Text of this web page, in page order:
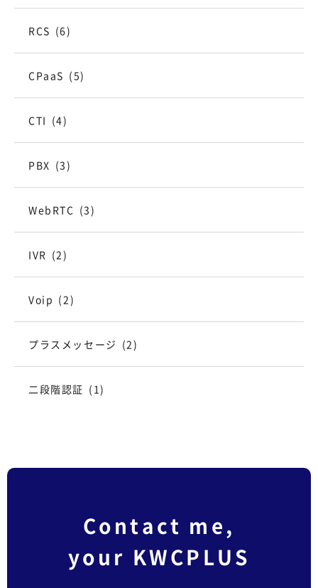
RCS (6)
CPaaS (5)
CTI (4)
PBX (3)
WebRTC (3)
IVR (2)
Voip (2)
プラスメッセージ (2)
二段階認証 (1)
Contact me,
your KWCPLUS